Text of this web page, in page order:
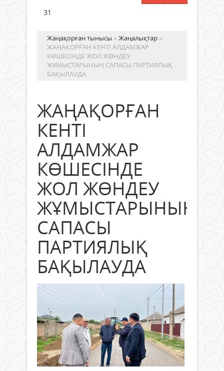
31
Жаңақорған тынысы »Жаңалықтар »
ЖАҢАҚОРҒАН КЕНТІ АЛДАМЖАР
КӨШЕСІНДЕ ЖОЛ ЖӨНДЕУ
ЖҰМЫСТАРЫНЫҢ САПАСЫ ПАРТИЯЛЫҚ
БАҚЫЛАУДА
ЖАҢАҚОРҒАН
КЕНТІ
АЛДАМЖАР
КӨШЕСІНДЕ
ЖОЛ ЖӨНДЕУ
ЖҰМЫСТАРЫНЫҢ
САПАСЫ
ПАРТИЯЛЫҚ
БАҚЫЛАУДА